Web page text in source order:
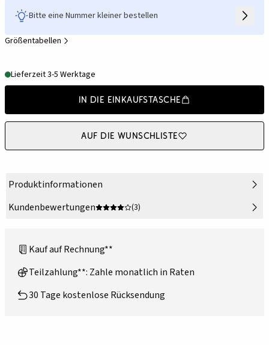
Bitte eine Nummer kleiner bestellen
Größentabellen
Lieferzeit 3-5 Werktage
In die Einkaufstasche
Auf die Wunschliste
Produktinformationen
Kundenbewertungen
(3)
Kauf auf Rechnung**
Teilzahlung**: Zahle monatlich in Raten
30 Tage kostenlose Rücksendung